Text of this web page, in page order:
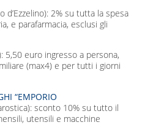
d’Ezzelino): 2% su tutta la spesa
e parafarmacia, esclusi gli
5,50 euro ingresso a persona,
(max4) e per tutti i giorni
“EMPORIO
sconto 10% su tutto il
utensili e macchine